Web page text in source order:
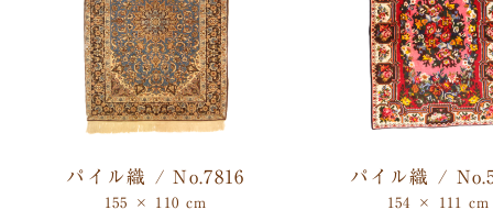
パイル織 / No.7816
155 × 110 cm
パイル織 /
154 × 111 cm